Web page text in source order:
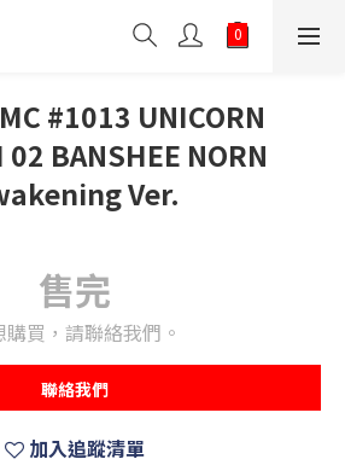
#1013 UNICORN
02 BANSHEE NORN
Ver.
售完
購買，請聯絡我們。
聯絡我們
加入追蹤清單